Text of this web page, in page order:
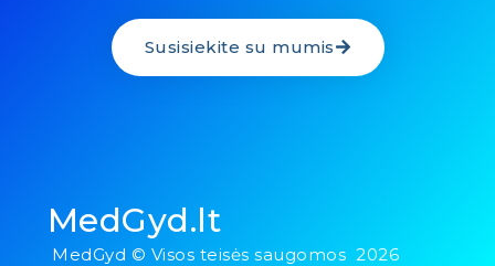
Susisiekite su mumis
MedGyd.lt
MedGyd © Visos teisės saugomos 2026